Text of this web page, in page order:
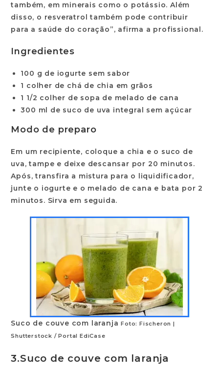
também, em minerais como o potássio. Além
disso, o resveratrol também pode contribuir
para a saúde do coração”, afirma a profissional.
Ingredientes
100 g de iogurte sem sabor
1 colher de chá de chia em grãos
1 1/2 colher de sopa de melado de cana
300 ml de suco de uva integral sem açúcar
Modo de preparo
Em um recipiente, coloque a chia e o suco de
uva, tampe e deixe descansar por 20 minutos.
Após, transfira a mistura para o liquidificador,
junte o iogurte e o melado de cana e bata por 2
minutos. Sirva em seguida.
Suco de couve com laranjaFoto: Fischeron |
Shutterstock / Portal EdiCase
3.Suco de couve com laranja